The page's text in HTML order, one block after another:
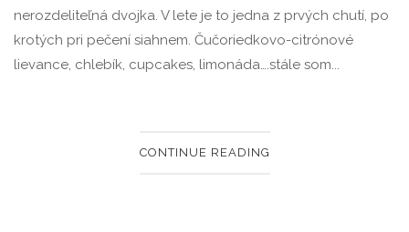
nerozdeliteľná dvojka. V lete je to jedna z prvých chutí, po
krotých pri pečení siahnem. Čučoriedkovo-citrónové
lievance, chlebík, cupcakes, limonáda….stále som...
CONTINUE READING